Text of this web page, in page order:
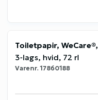
Toiletpapir, WeCare®,
3-lags, hvid, 72 rl
Varenr.17860188